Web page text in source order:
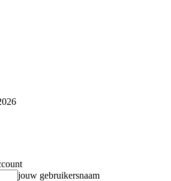
jouw gebruikersnaam